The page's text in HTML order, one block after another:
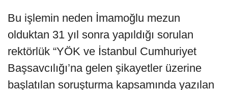
Bu işlemin neden İmamoğlu mezun
olduktan 31 yıl sonra yapıldığı sorulan
rektörlük “YÖK ve İstanbul Cumhuriyet
Başsavcılığı’na gelen şikayetler üzerine
başlatılan soruşturma kapsamında yazılan